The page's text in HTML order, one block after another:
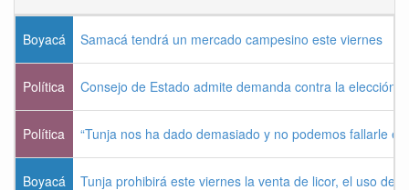
Boyacá Samacá tendrá un mercado campesino este viernes
Política Consejo de Estado admite demanda contra la elección
Política “Tunja nos ha dado demasiado y no podemos fallarle
Boyacá Tunja prohibirá este viernes la venta de licor, el uso de